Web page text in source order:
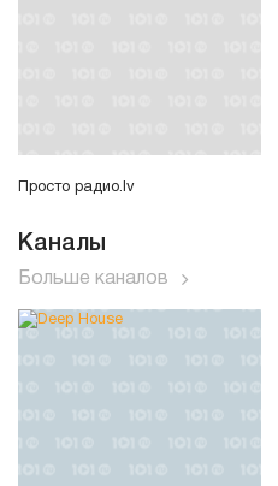
Просто радио.lv
Каналы
Больше каналов